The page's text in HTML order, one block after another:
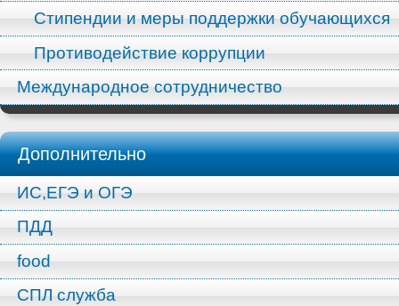
Стипендии и меры поддержки обучающихся
Противодействие коррупции
Международное сотрудничество
Дополнительно
ИС,ЕГЭ и ОГЭ
ПДД
food
СПЛ служба